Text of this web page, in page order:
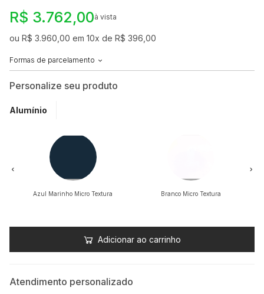
R$ 3.762,00à vista
ou R$ 3.960,00 em 10x de R$ 396,00
Formas de parcelamento
Personalize seu produto
Alumínio
Azul Marinho Micro Textura Branco Micro Textura
Adicionar ao carrinho
Atendimento personalizado